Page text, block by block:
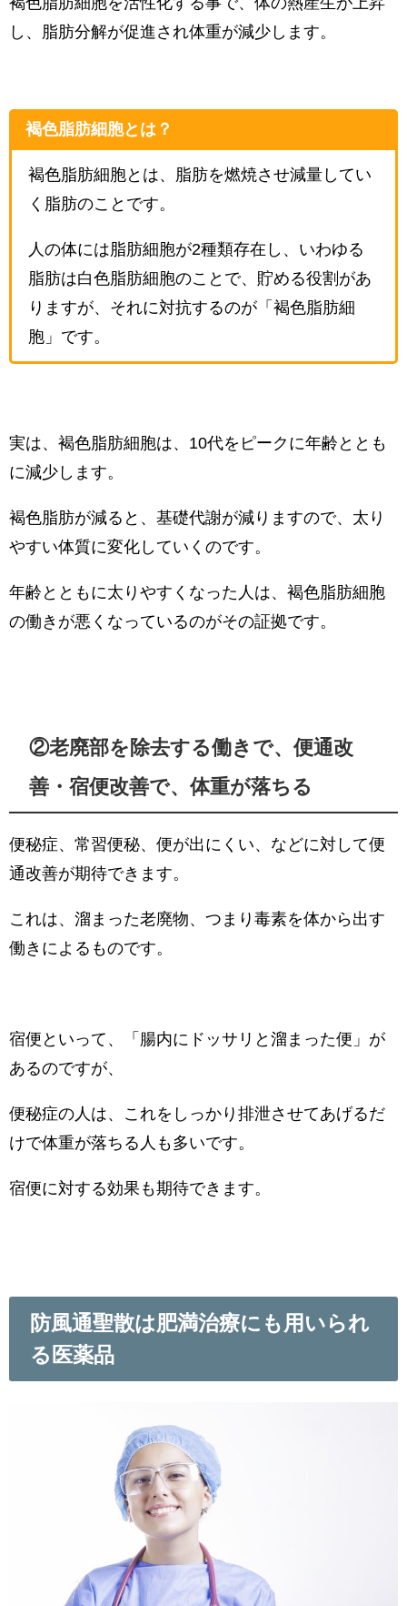
し、脂肪分解が促進され体重が減少します。
褐色脂肪細胞とは？
褐色脂肪細胞とは、脂肪を燃焼させ減量してい
く脂肪のことです。
人の体には脂肪細胞が2種類存在し、いわゆる
脂肪は白色脂肪細胞のことで、貯める役割があ
りますが、それに対抗するのが「褐色脂肪細
胞」です。
実は、褐色脂肪細胞は、10代をピークに年齢ととも
に減少します。
褐色脂肪が減ると、基礎代謝が減りますので、太り
やすい体質に変化していくのです。
年齢とともに太りやすくなった人は、褐色脂肪細胞
の働きが悪くなっているのがその証拠です。
②老廃部を除去する働きで、便通改
善・宿便改善で、体重が落ちる
便秘症、常習便秘、便が出にくい、などに対して便
通改善が期待できます。
これは、溜まった老廃物、つまり毒素を体から出す
働きによるものです。
宿便といって、「腸内にドッサリと溜まった便」が
あるのですが、
便秘症の人は、これをしっかり排泄させてあげるだ
けで体重が落ちる人も多いです。
宿便に対する効果も期待できます。
防風通聖散は肥満治療にも用いられ
る医薬品